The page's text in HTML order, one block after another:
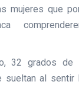
mujeres que
32 grados de
sueltan al sentir